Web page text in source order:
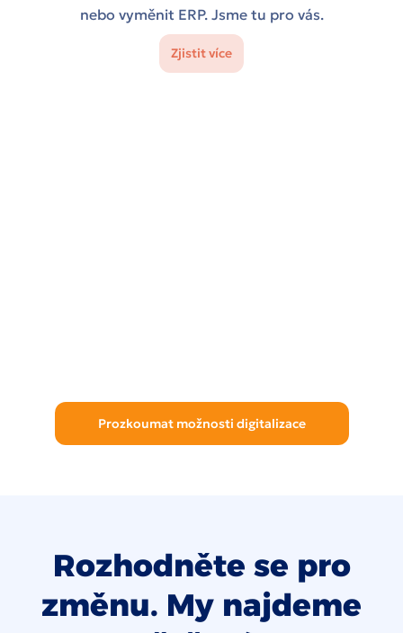
nebo vyměnit ERP. Jsme tu pro vás.
Zjistit více
Prozkoumat možnosti digitalizace
Rozhodněte se pro
změnu. My najdeme